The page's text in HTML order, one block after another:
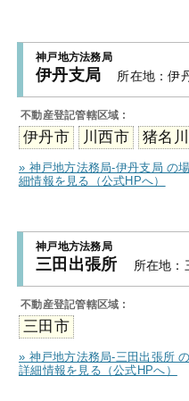
神戸地方法務局
伊丹支局 所在地：伊
不動産登記管轄区域 :
伊丹市 川西市 猪名川
» 神戸地方法務局-伊丹支局 の
細情報を見る（公式HPへ）
神戸地方法務局
三田出張所 所在地：
不動産登記管轄区域 :
三田市
» 神戸地方法務局-三田出張所
詳細情報を見る（公式HPへ）